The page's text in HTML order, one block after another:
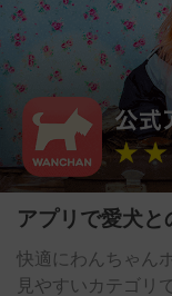
アプリで愛犬と
快適にわんちゃん
見やすいカテゴリ